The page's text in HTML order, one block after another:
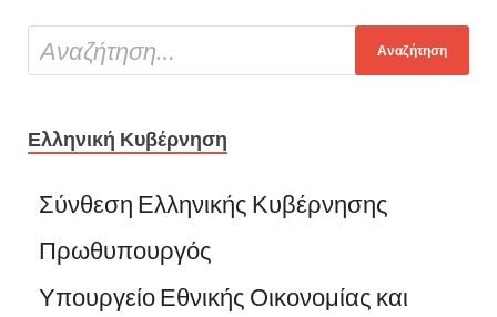
Ελληνική Κυβέρνηση
Σύνθεση Ελληνικής Κυβέρνησης
Πρωθυπουργός
Υπουργείο Εθνικής Οικονομίας και